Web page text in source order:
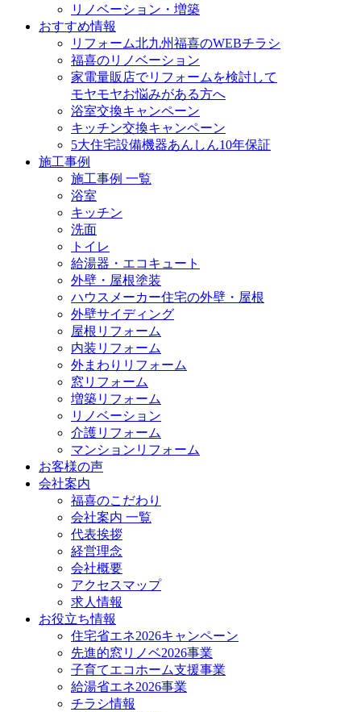
リノベーション・増築
おすすめ情報
リフォーム北九州福喜のWEBチラシ
福喜のリノベーション
家電量販店でリフォームを検討して
モヤモヤお悩みがある方へ
浴室交換キャンペーン
キッチン交換キャンペーン
5大住宅設備機器あんしん10年保証
施工事例
施工事例 一覧
浴室
キッチン
洗面
トイレ
給湯器・エコキュート
外壁・屋根塗装
ハウスメーカー住宅の外壁・屋根
外壁サイディング
屋根リフォーム
内装リフォーム
外まわりリフォーム
窓リフォーム
増築リフォーム
リノベーション
介護リフォーム
マンションリフォーム
お客様の声
会社案内
福喜のこだわり
会社案内 一覧
代表挨拶
経営理念
会社概要
アクセスマップ
求人情報
お役立ち情報
住宅省エネ2026キャンペーン
先進的窓リノベ2026事業
子育てエコホーム支援事業
給湯省エネ2026事業
チラシ情報